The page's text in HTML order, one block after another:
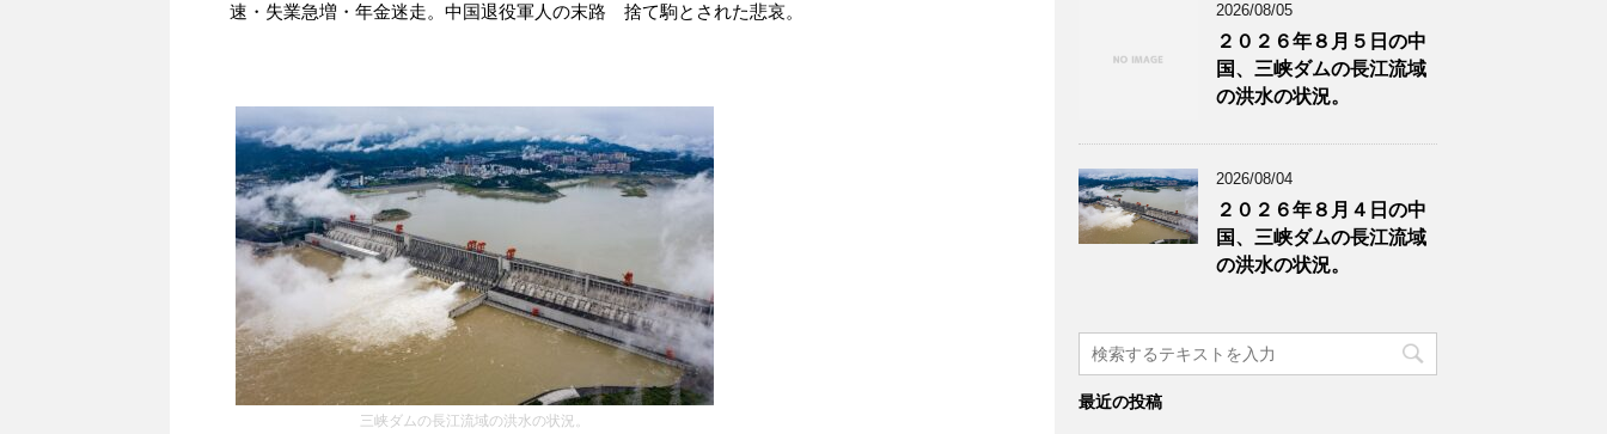
速・失業急増・年金迷走。中国退役軍人の末路 捨て駒とされた悲哀。
三峡ダムの長江流域の洪水の状況。
2026/08/05
２０２６年８月５日の中
国、三峡ダムの長江流域
の洪水の状況。
2026/08/04
２０２６年８月４日の中
国、三峡ダムの長江流域
の洪水の状況。
最近の投稿